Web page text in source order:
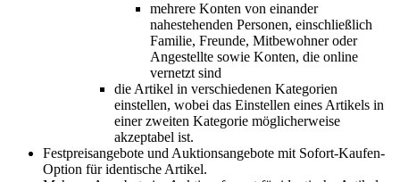
mehrere Konten von einander
nahestehenden Personen, einschließlich
Familie, Freunde, Mitbewohner oder
Angestellte sowie Konten, die online
vernetzt sind
die Artikel in verschiedenen Kategorien
einstellen, wobei das Einstellen eines Artikels in
einer zweiten Kategorie möglicherweise
akzeptabel ist.
Festpreisangebote und Auktionsangebote mit Sofort-Kaufen-
Option für identische Artikel.